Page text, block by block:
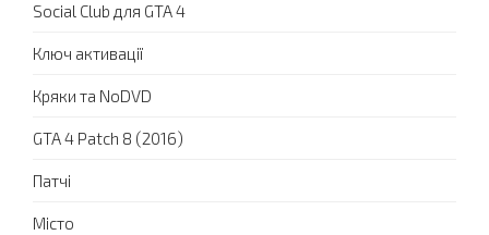
Social Club для GTA 4
Ключ активації
Кряки та NoDVD
GTA 4 Patch 8 (2016)
Патчі
Місто